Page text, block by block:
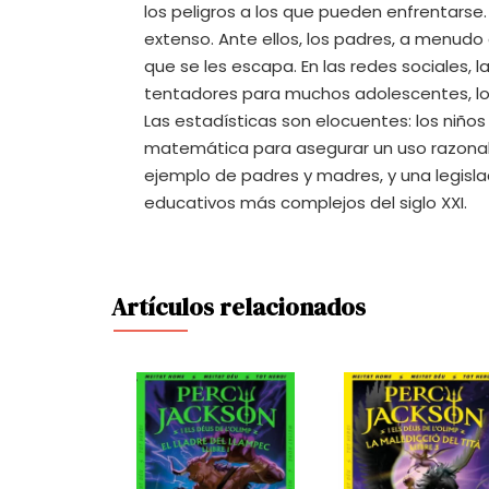
los peligros a los que pueden
extenso. Ante ellos, los padres, a
que se les escapa. En las redes sociales,
tentadores para muchos adolescentes,
Las estadísticas son elocuentes: los
matemática para asegurar un uso
ejemplo de padres y madres, y una
educativos más complejos del siglo XXI.
Artículos relacionados